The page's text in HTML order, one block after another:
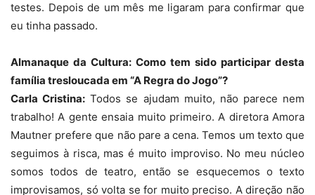
testes. Depois de um mês me ligaram para confirmar que
eu tinha passado.
Almanaque da Cultura: Como tem sido participar desta
família tresloucada em “A Regra do Jogo”?
Carla Cristina: Todos se ajudam muito, não parece nem
trabalho! A gente ensaia muito primeiro. A diretora Amora
Mautner prefere que não pare a cena. Temos um texto que
seguimos à risca, mas é muito improviso. No meu núcleo
somos todos de teatro, então se esquecemos o texto
improvisamos, só volta se for muito preciso. A direção não